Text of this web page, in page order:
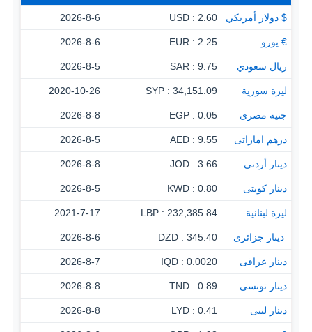
$ دولار أمريكي 2.60 : USD
2026-8-6
€ يورو 2.25 : EUR
2026-8-6
ريال سعودي 9.75 : SAR
2026-8-5
ليرة سورية 34,151.09 : SYP
2020-10-26
جنيه مصرى 0.05 : EGP
2026-8-8
درهم اماراتى 9.55 : AED
2026-8-5
دينار أردنى 3.66 : JOD
2026-8-8
دينار كويتى 0.80 : KWD
2026-8-5
ليرة لبنانية 232,385.84 : LBP
2021-7-17
‏ دينار جزائرى 345.40 : DZD
2026-8-6
دينار عراقى 0.0020 : IQD
2026-8-7
دينار تونسى 0.89 : TND
2026-8-8
دينار ليبى 0.41 : LYD
2026-8-8